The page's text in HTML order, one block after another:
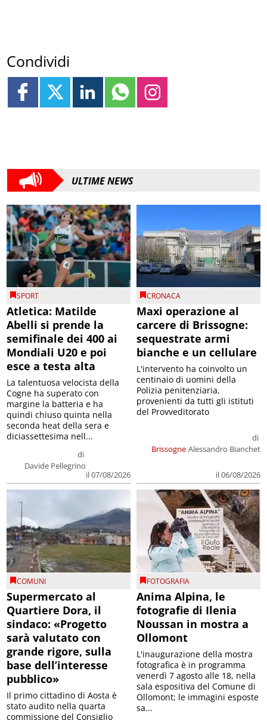
Condividi
ULTIME NEWS
SPORT
Atletica: Matilde
Abelli si prende la
semifinale dei 400 ai
Mondiali U20 e poi
esce a testa alta
di
Davide Pellegrino
il 07/08/2026
La talentuosa velocista della
Cogne ha superato con
margine la batteria e ha
quindi chiuso quinta nella
seconda heat della sera e
diciassettesima nell...
CRONACA
Maxi operazione al
carcere di Brissogne:
sequestrate armi
bianche e un cellulare
Brissogne
di
Alessandro Bianchet
il 06/08/2026
L'intervento ha coinvolto un
centinaio di uomini della
Polizia penitenziaria,
provenienti da tutti gli istituti
del Provveditorato
COMUNI
Supermercato al
Quartiere Dora, il
sindaco: «Progetto
sarà valutato con
grande rigore, sulla
base dell’interesse
pubblico»
Il primo cittadino di Aosta è
stato audito nella quarta
commissione del Consiglio
FOTOGRAFIA
Anima Alpina, le
fotografie di Ilenia
Noussan in mostra a
Ollomont
L'inaugurazione della mostra
fotografica è in programma
venerdì 7 agosto alle 18, nella
sala espositiva del Comune di
Ollomont; le immagini esposte
sa...